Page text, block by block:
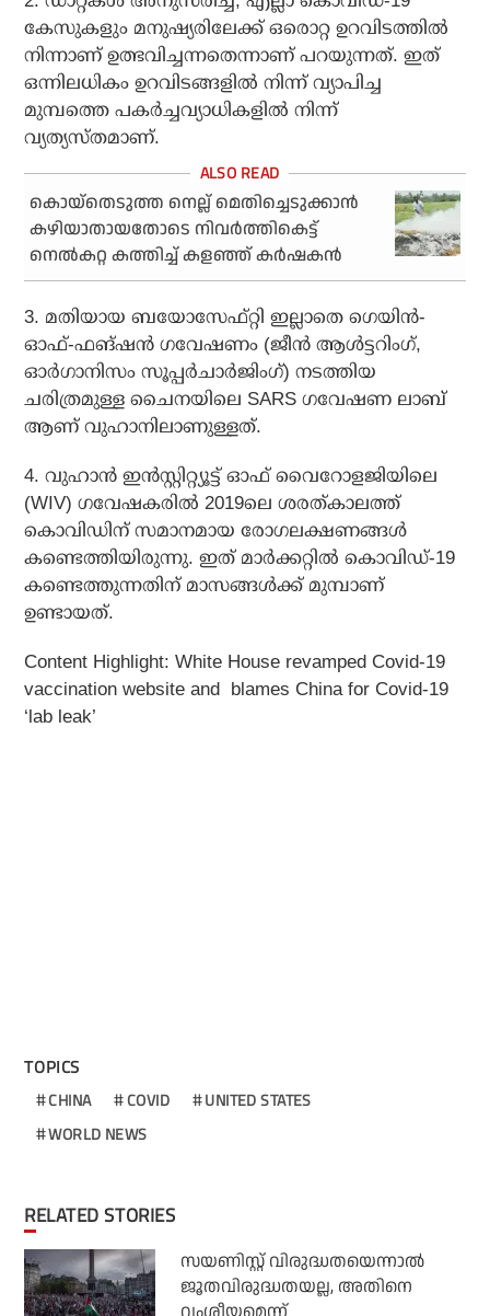
കേസുകളും മനുഷ്യരിലേക്ക് ഒരൊറ്റ ഉറവിടത്തില്‍
നിന്നാണ് ഉത്ഭവിച്ചന്നതെന്നാണ് പറയുന്നത്. ഇത്
ഒന്നിലധികം ഉറവിടങ്ങളില്‍ നിന്ന് വ്യാപിച്ച
മുമ്പത്തെ പകര്‍ച്ചവ്യാധികളില്‍ നിന്ന്
വ്യത്യസ്തമാണ്‌.
കൊയ്തെടുത്ത നെല്ല് മെതിച്ചെടുക്കാൻ
കഴിയാതായതോടെ നിവർത്തികെട്ട്
നെൽകറ്റ കത്തിച്ച് കളഞ്ഞ് കർഷകൻ
3. മതിയായ ബയോസേഫ്റ്റി ഇല്ലാതെ ഗെയിന്‍-
ഓഫ്-ഫങ്ഷന്‍ ഗവേഷണം (ജീന്‍ ആള്‍ട്ടറിംഗ്,
ഓര്‍ഗാനിസം സൂപ്പര്‍ചാര്‍ജിംഗ്) നടത്തിയ
ചരിത്രമുള്ള ചൈനയിലെ SARS ഗവേഷണ ലാബ്
ആണ് വുഹാനിലാണുള്ളത്.
4. വുഹാന്‍ ഇന്‍സ്റ്റിറ്റ്യൂട്ട് ഓഫ് വൈറോളജിയിലെ
(WIV) ഗവേഷകരില്‍ 2019ലെ ശരത്കാലത്ത്
കൊവിഡിന് സമാനമായ രോഗലക്ഷണങ്ങള്‍
കണ്ടെത്തിയിരുന്നു. ഇത് മാര്‍ക്കറ്റില്‍ കൊവിഡ്-19
കണ്ടെത്തുന്നതിന് മാസങ്ങള്‍ക്ക് മുമ്പാണ്
ഉണ്ടായത്.
Content Highlight: White House revamped Covid-19
vaccination website and blames China for Covid-19
‘lab leak’
TOPICS
CHINA COVID
UNITED STATES
WORLD NEWS
RELATED STORIES
സയണിസ്റ്റ് വിരുദ്ധതയെന്നാല്‍
ജൂതവിരുദ്ധതയല്ല, അതിനെ